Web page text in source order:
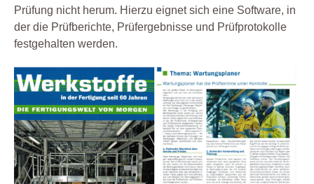
Prüfung nicht herum. Hierzu eignet sich eine Software, in
der die Prüfberichte, Prüfergebnisse und Prüfprotokolle
festgehalten werden.